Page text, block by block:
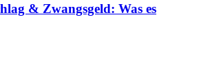
& Zwangsgeld: Was es